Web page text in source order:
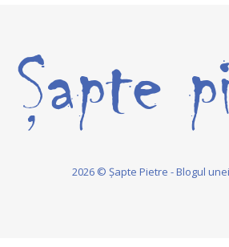
2026 © Șapte Pietre - Blogul